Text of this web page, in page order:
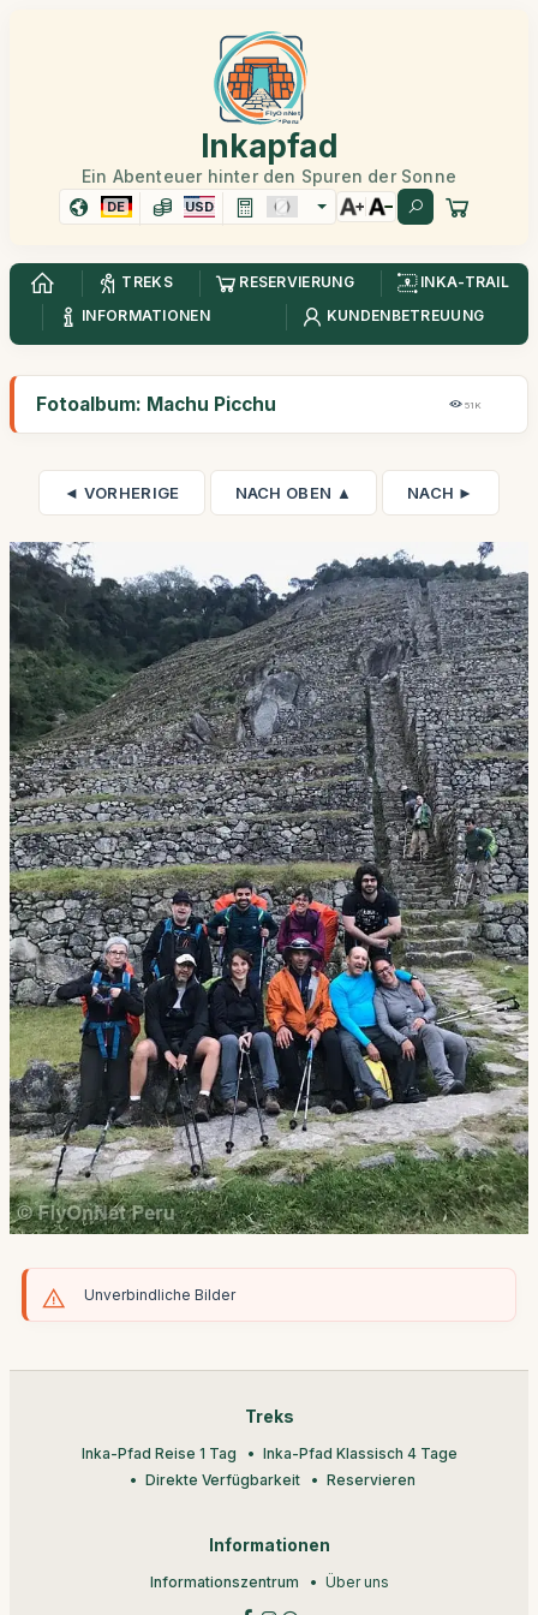
Inkapfad
Ein Abenteuer hinter den Spuren der Sonne
DE USD
TREKS RESERVIERUNG
INKA-TRAIL
INFORMATIONEN
KUNDENBETREUUNG
Fotoalbum: Machu Picchu 51K
◄ VORHERIGE NACH OBEN ▲ NACH ►
Unverbindliche Bilder
Treks
Inka-Pfad Reise 1 Tag
Inka-Pfad Klassisch 4 Tage
Direkte Verfügbarkeit
Reservieren
Informationen
Informationszentrum Über uns